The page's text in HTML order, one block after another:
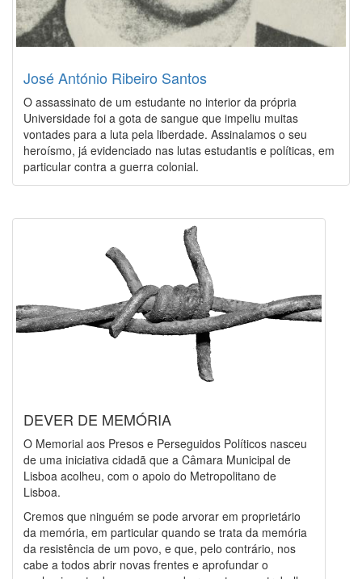
José António Ribeiro Santos
O assassinato de um estudante no interior da própria
Universidade foi a gota de sangue que impeliu muitas
vontades para a luta pela liberdade. Assinalamos o seu
heroísmo, já evidenciado nas lutas estudantis e políticas, em
particular contra a guerra colonial.
DEVER DE MEMÓRIA
O Memorial aos Presos e Perseguidos Políticos nasceu
de uma iniciativa cidadã que a Câmara Municipal de
Lisboa acolheu, com o apoio do Metropolitano de
Lisboa.
Cremos que ninguém se pode arvorar em proprietário
da memória, em particular quando se trata da memória
da resistência de um povo, e que, pelo contrário, nos
cabe a todos abrir novas frentes e aprofundar o